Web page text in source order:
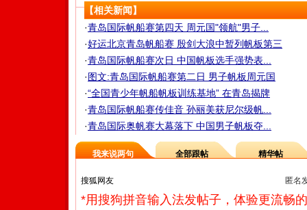
【相关新闻】
·青岛国际帆船赛第四天 周元国"领航"男子...
·好运北京青岛帆船赛 殷剑大浪中暂列帆板第三
·青岛国际帆船赛次日 中国帆板选手强势表...
·图文:青岛国际帆船赛第二日 男子帆板周元国
·“全国青少年帆船帆板训练基地” 在青岛揭牌
·青岛国际帆船赛传佳音 孙丽美获尼尔级帆...
·青岛国际奥帆赛大幕落下 中国男子帆板夺...
我来说两句 全部跟帖 精华帖
匿名
*用搜狗拼音输入法发帖子，体验更流畅